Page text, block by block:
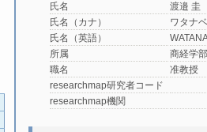
氏名
渡邉 圭
氏名（カナ）
ワタナ
氏名（英語）
所属
商経学部
職名
准教授
researchmap研究者コード
researchmap機関